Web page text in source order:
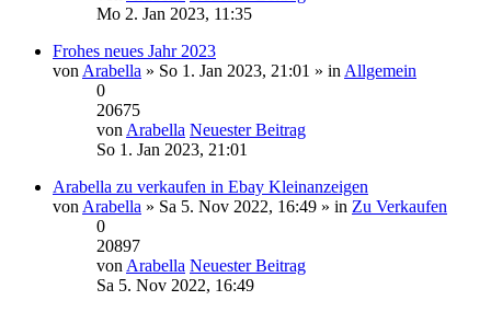
Mo 2. Jan 2023, 11:35
Frohes neues Jahr 2023
von Arabella » So 1. Jan 2023, 21:01 » in Allgemein
0
20675
von Arabella Neuester Beitrag
So 1. Jan 2023, 21:01
Arabella zu verkaufen in Ebay Kleinanzeigen
von Arabella » Sa 5. Nov 2022, 16:49 » in Zu Verkaufen
0
20897
von Arabella Neuester Beitrag
Sa 5. Nov 2022, 16:49